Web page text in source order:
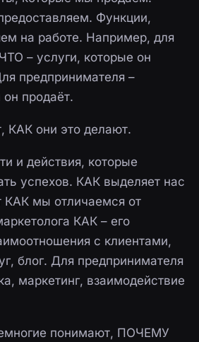
Функции,
на работе. Например, для
– услуги, которые он
предпринимателя –
он продаёт.
КАК они это делают.
и действия, которые
успехов. КАК выделяет нас
КАК мы отличаемся от
КАК – его
с клиентами,
блог. Для предпринимателя
маркетинг, взаимодействие
понимают, ПОЧЕМУ